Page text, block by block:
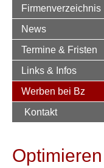
Firmenverzeichnis
News
Termine & Fristen
Links & Infos
Werben bei Bz
Kontakt